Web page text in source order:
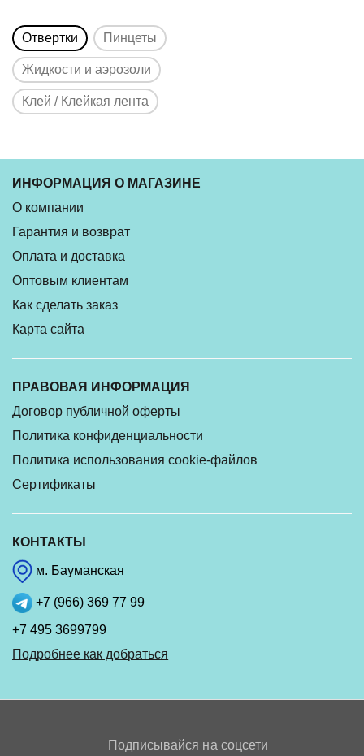
Отвертки Пинцеты
Жидкости и аэрозоли
Клей / Клейкая лента
ИНФОРМАЦИЯ О МАГАЗИНЕ
О компании
Гарантия и возврат
Оплата и доставка
Оптовым клиентам
Как сделать заказ
Карта сайта
ПРАВОВАЯ ИНФОРМАЦИЯ
Договор публичной оферты
Политика конфиденциальности
Политика использования cookie-файлов
Сертификаты
КОНТАКТЫ
м. Бауманская
+7 (966) 369 77 99
+7 495 3699799
Подробнее как добраться
Подписывайся на соцсети